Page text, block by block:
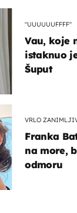
"UUUUUUFFFF"
Vau, koje
istaknuo
Šuput
VRLO
Franka
na more,
odmoru